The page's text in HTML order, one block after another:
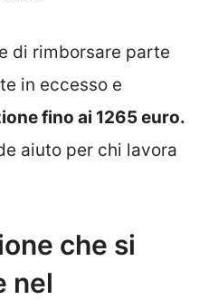
di rimborsare parte
in eccesso e
fino ai 1265 euro.
aiuto per chi lavora
che si
nel